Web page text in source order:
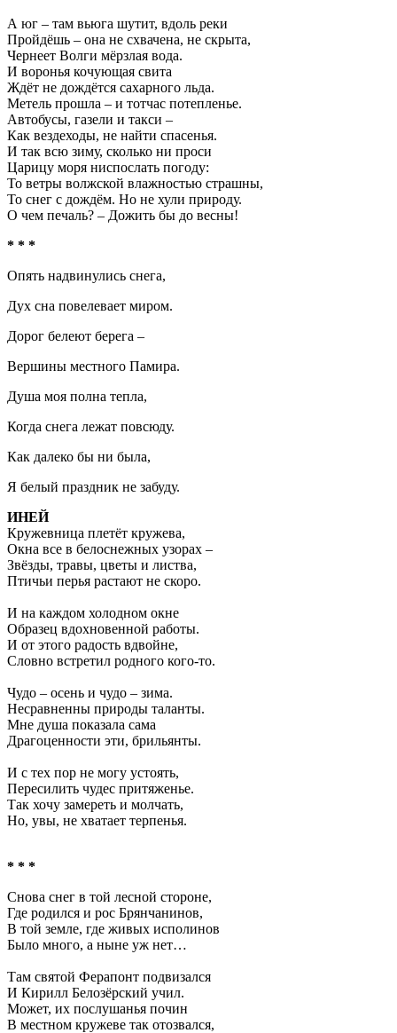
А юг – там вьюга шутит, вдоль реки
Пройдёшь – она не схвачена, не скрыта,
Чернеет Волги мёрзлая вода.
И воронья кочующая свита
Ждёт не дождётся сахарного льда.
Метель прошла – и тотчас потепленье.
Автобусы, газели и такси –
Как вездеходы, не найти спасенья.
И так всю зиму, сколько ни проси
Царицу моря ниспослать погоду:
То ветры волжской влажностью страшны,
То снег с дождём. Но не хули природу.
О чем печаль? – Дожить бы до весны!
* * *
Опять надвинулись снега,
Дух сна повелевает миром.
Дорог белеют берега –
Вершины местного Памира.
Душа моя полна тепла,
Когда снега лежат повсюду.
Как далеко бы ни была,
Я белый праздник не забуду.
ИНЕЙ
Кружевница плетёт кружева,
Окна все в белоснежных узорах –
Звёзды, травы, цветы и листва,
Птичьи перья растают не скоро.
И на каждом холодном окне
Образец вдохновенной работы.
И от этого радость вдвойне,
Словно встретил родного кого-то.
Чудо – осень и чудо – зима.
Несравненны природы таланты.
Мне душа показала сама
Драгоценности эти, брильянты.
И с тех пор не могу устоять,
Пересилить чудес притяженье.
Так хочу замереть и молчать,
Но, увы, не хватает терпенья.
* * *
Снова снег в той лесной стороне,
Где родился и рос Брянчанинов,
В той земле, где живых исполинов
Было много, а ныне уж нет…
Там святой Ферапонт подвизался
И Кирилл Белозёрский учил.
Может, их послушанья почин
В местном кружеве так отозвался,